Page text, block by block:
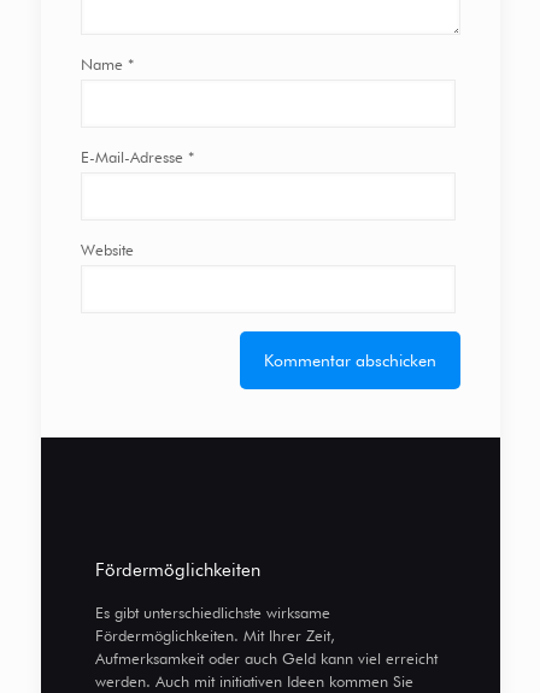
Name *
E-Mail-Adresse *
Website
Fördermöglichkeiten
Es gibt unterschiedlichste wirksame
Fördermöglichkeiten. Mit Ihrer Zeit,
Aufmerksamkeit oder auch Geld kann viel erreicht
werden. Auch mit initiativen Ideen kommen Sie